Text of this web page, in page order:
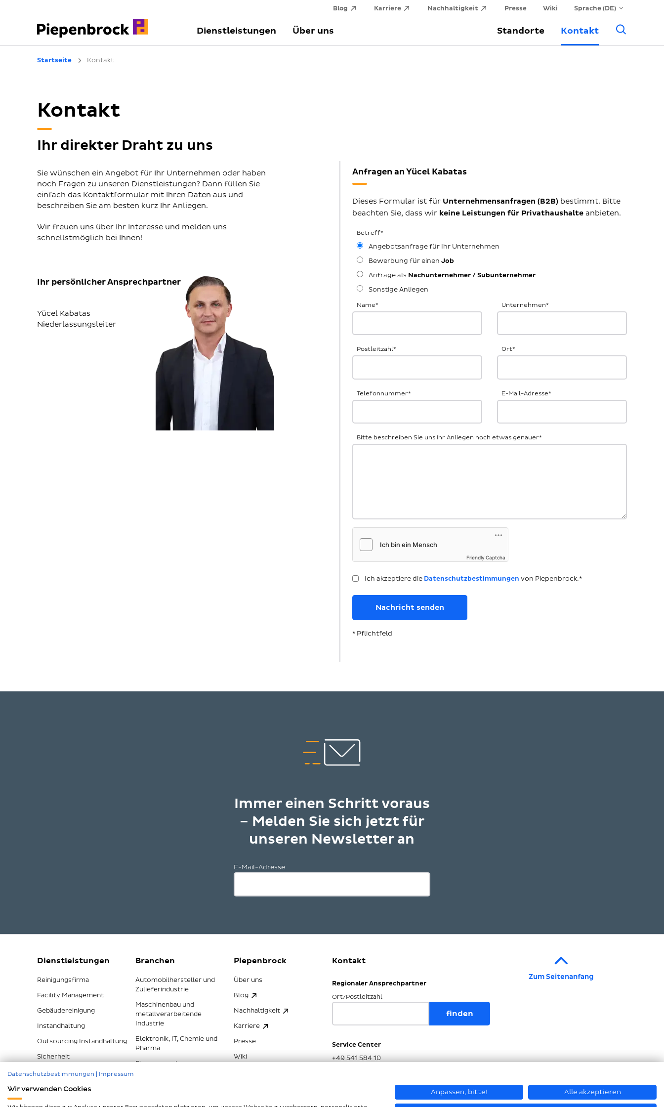
Blog Karriere Nachhaltigkeit Presse Wiki Sprache (DE)
Dienstleistungen Über uns Standorte Kontakt
Startseite Kontakt
Kontakt
Ihr direkter Draht zu uns
Sie wünschen ein Angebot für Ihr Unternehmen oder haben
noch Fragen zu unseren Dienstleistungen? Dann füllen Sie
einfach das Kontaktformular mit Ihren Daten aus und
beschreiben Sie am besten kurz Ihr Anliegen.
Wir freuen uns über Ihr Interesse und melden uns
schnellstmöglich bei Ihnen!
Ihr persönlicher Ansprechpartner
Yücel Kabatas
Niederlassungsleiter
Anfragen an Yücel Kabatas
Dieses Formular ist für Unternehmensanfragen (B2B) bestimmt. Bitte
beachten Sie, dass wir keine Leistungen für Privathaushalteanbieten.
Betreff*
Angebotsanfrage für Ihr Unternehmen
Bewerbung für einen Job
Anfrage als Nachunternehmer / Subunternehmer
Sonstige Anliegen
Name* Unternehmen*
Postleitzahl* Ort*
Telefonnummer* E-Mail-Adresse*
Bitte beschreiben Sie uns Ihr Anliegen noch etwas genauer*
Friendly Captcha
Ich akzeptiere die Datenschutzbestimmungen von Piepenbrock.*
* Pflichtfeld
Immer einen Schritt voraus
– Melden Sie sich jetzt für
unseren Newsletter an
E-Mail-Adresse
Dienstleistungen
Reinigungsfirma
Facility Management
Gebäudereinigung
Instandhaltung
Outsourcing Instandhaltung
Sicherheit
Branchen
Automobilhersteller und
Zulieferindustrie
Maschinenbau und
metallverarbeitende
Industrie
Elektronik, IT, Chemie und
Pharma
Finanzen und
Piepenbrock
Über uns
Blog
Nachhaltigkeit
Karriere
Presse
Wiki
Kontakt
Regionaler Ansprechpartner
Ort/Postleitzahl
Service Center
+49 541 584 10
Zum Seitenanfang
Datenschutzbestimmungen Impressum
Wir verwenden Cookies Anpassen, bitte! Alle akzeptieren